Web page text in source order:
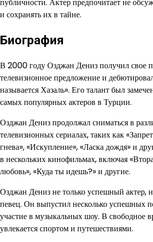
и сохранять их в тайне.
Биография
В 2000 году Озджан Дениз получил свое
телевизионное предложение и
называется Хазаль». Его талант был
самых популярных актеров в Турции.
Озджан Дениз продолжал сниматься в
телевизионных сериалах, таких как
гнева», «Искупление», «Ласка дождя» и
в нескольких кинофильмах, включая
любовь», «Куда ты идешь?» и другие.
Озджан Дениз не только успешный актер,
певец. Он выпустил несколько успешных
участие в музыкальных шоу. В свободное
увлекается спортом и путешествиями.